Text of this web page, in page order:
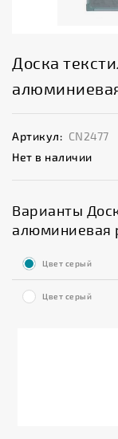
Доска
Артикул: CN2477
Нет в наличии
Варианты
алюминиевая
Цвет серый
Цвет серый